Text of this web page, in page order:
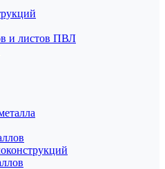
и листов ПВЛ